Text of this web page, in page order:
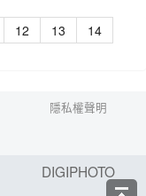
12 13
14
隱私權聲明
DIGIPHOTO